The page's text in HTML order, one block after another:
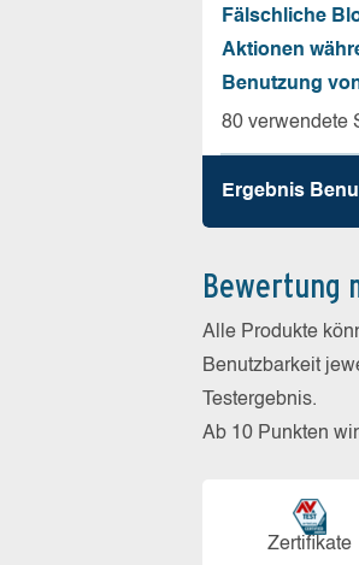
Fälschliche
Aktionen
Benutzung
80 verwendete
Ergebnis
Bewertung
Alle Produkte
Benutzbarkeit
Testergebnis.
Ab 10 Punkten
Zerti­fikate